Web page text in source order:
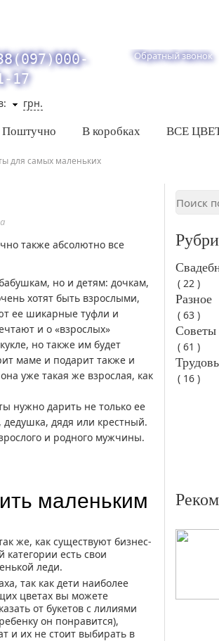
17
Обратный звонок
грн.
Поштучно В коробках ВСЕ
для самых маленьких
также абсолютно все
но и детям: дочкам,
хотят быть взрослыми,
ее шикарные туфли и
и о «взрослых»
но также им будет
маме и подарит также и
уже такая же взрослая, как
нужно дарить не только ее
дядя или крестный.
и родного мужчины.
маленьким
же, как существуют бизнес-
категории есть свои
леди.
так как дети наиболее
цветах вы можете
от букетов с лилиями
он понравится),
и их не стоит выбирать в
( 22 )
Разное
( 63 )
Советы
( 61 )
( 16 )